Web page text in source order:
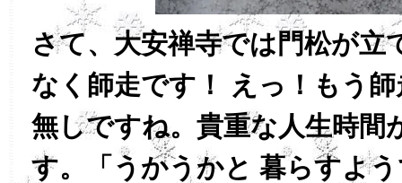
さて、大安禅寺では門松が立
なく師走です！ えっ！もう
無しですね。貴重な人生時間
す。「うかうかと 暮らすよ